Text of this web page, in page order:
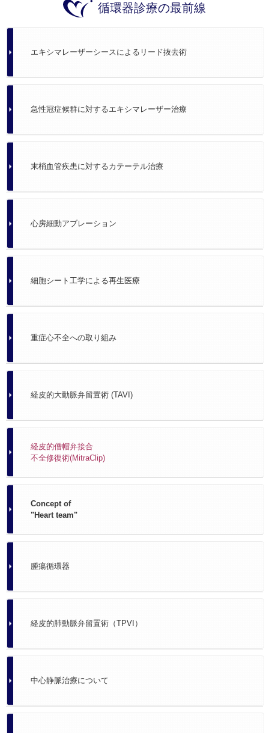
循環器診療の最前線
エキシマレーザーシースによるリード抜去術
急性冠症候群に対するエキシマレーザー治療
末梢血管疾患に対するカテーテル治療
心房細動アブレーション
細胞シート工学による再生医療
重症心不全への取り組み
経皮的大動脈弁留置術 (TAVI)
経皮的僧帽弁接合
不全修復術(MitraClip)
Concept of
"Heart team"
腫瘍循環器
経皮的肺動脈弁留置術（TPVI）
中心静脈治療について